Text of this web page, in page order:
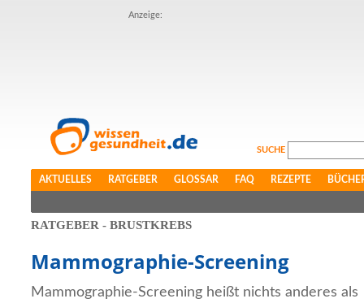
Anzeige:
SUCHE
AKTUELLES RATGEBER GLOSSAR FAQ REZEPTE
RATGEBER - BRUSTKREBS
Mammographie-Screening
Mammographie-Screening heißt nichts anderes als